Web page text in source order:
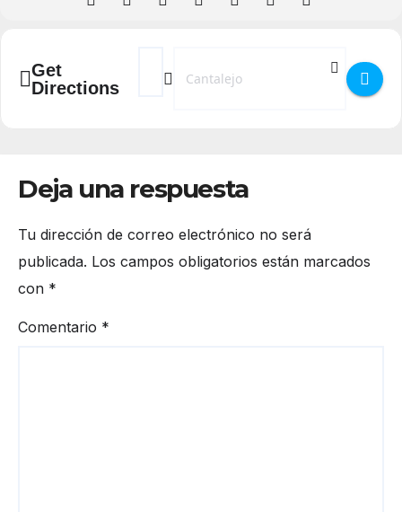
Get
Directions
Address - Fiestas de San Cristóbal 2025 en
Destination Address - Fiestas de
Deja una respuesta
Tu dirección de correo electrónico no será
publicada. Los campos obligatorios están marcados
con *
Comentario *